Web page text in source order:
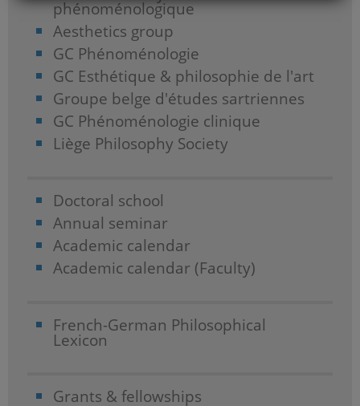
phénoménologique
Aesthetics group
GC Phénoménologie
GC Esthétique & philosophie de l'art
Groupe belge d'études sartriennes
GC Phénoménologie clinique
Liège Philosophy Society
Doctoral school
Annual seminar
Academic calendar
Academic calendar (Faculty)
French-German Philosophical
Lexicon
Grants & fellowships